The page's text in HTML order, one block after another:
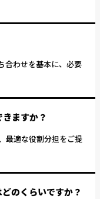
合わせを基本に、必要
ますか？
最適な役割分担をご提
のくらいですか？